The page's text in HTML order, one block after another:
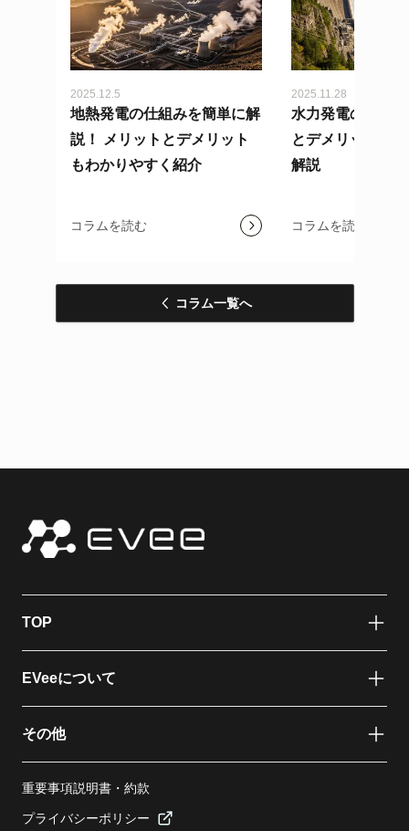
2025.12.5
地熱発電の仕組みを簡単に解
説！ メリットとデメリット
もわかりやすく紹介
コラムを読む
2025.11.28
水力発電の仕組
とデメリットを
解説
コラムを読む
コラム一覧へ
TOP
EVeeについて
その他
重要事項説明書・約款
プライバシーポリシー